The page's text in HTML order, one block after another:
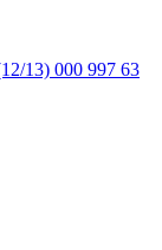
13) 000 997 63